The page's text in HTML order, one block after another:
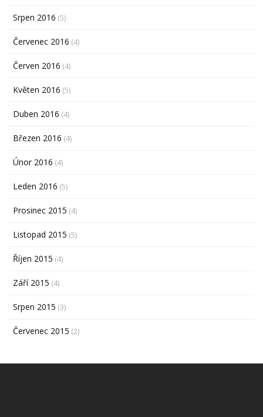
Srpen 2016 (5)
Červenec 2016 (4)
Červen 2016 (4)
Květen 2016 (5)
Duben 2016 (4)
Březen 2016 (4)
Únor 2016 (4)
Leden 2016 (5)
Prosinec 2015 (4)
Listopad 2015 (5)
Říjen 2015 (4)
Září 2015 (4)
Srpen 2015 (3)
Červenec 2015 (2)